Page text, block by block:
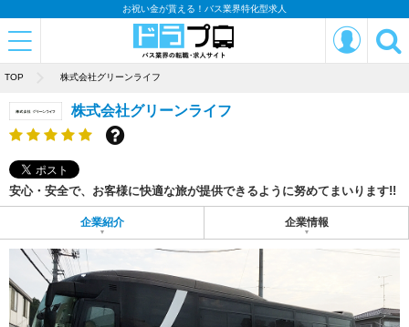
お祝い金が貰える！バス業界特化型求人
TOP 株式会社グリーンライフ
株式会社グリーンライフ
安心・安全で、お客様に快適な旅が提供できるように努めてまいります!!
企業紹介 企業情報